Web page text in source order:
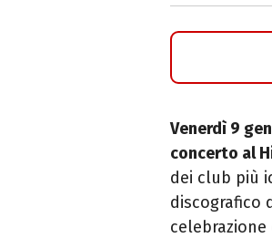
Venerdì 9
concerto al
dei club più
discografico